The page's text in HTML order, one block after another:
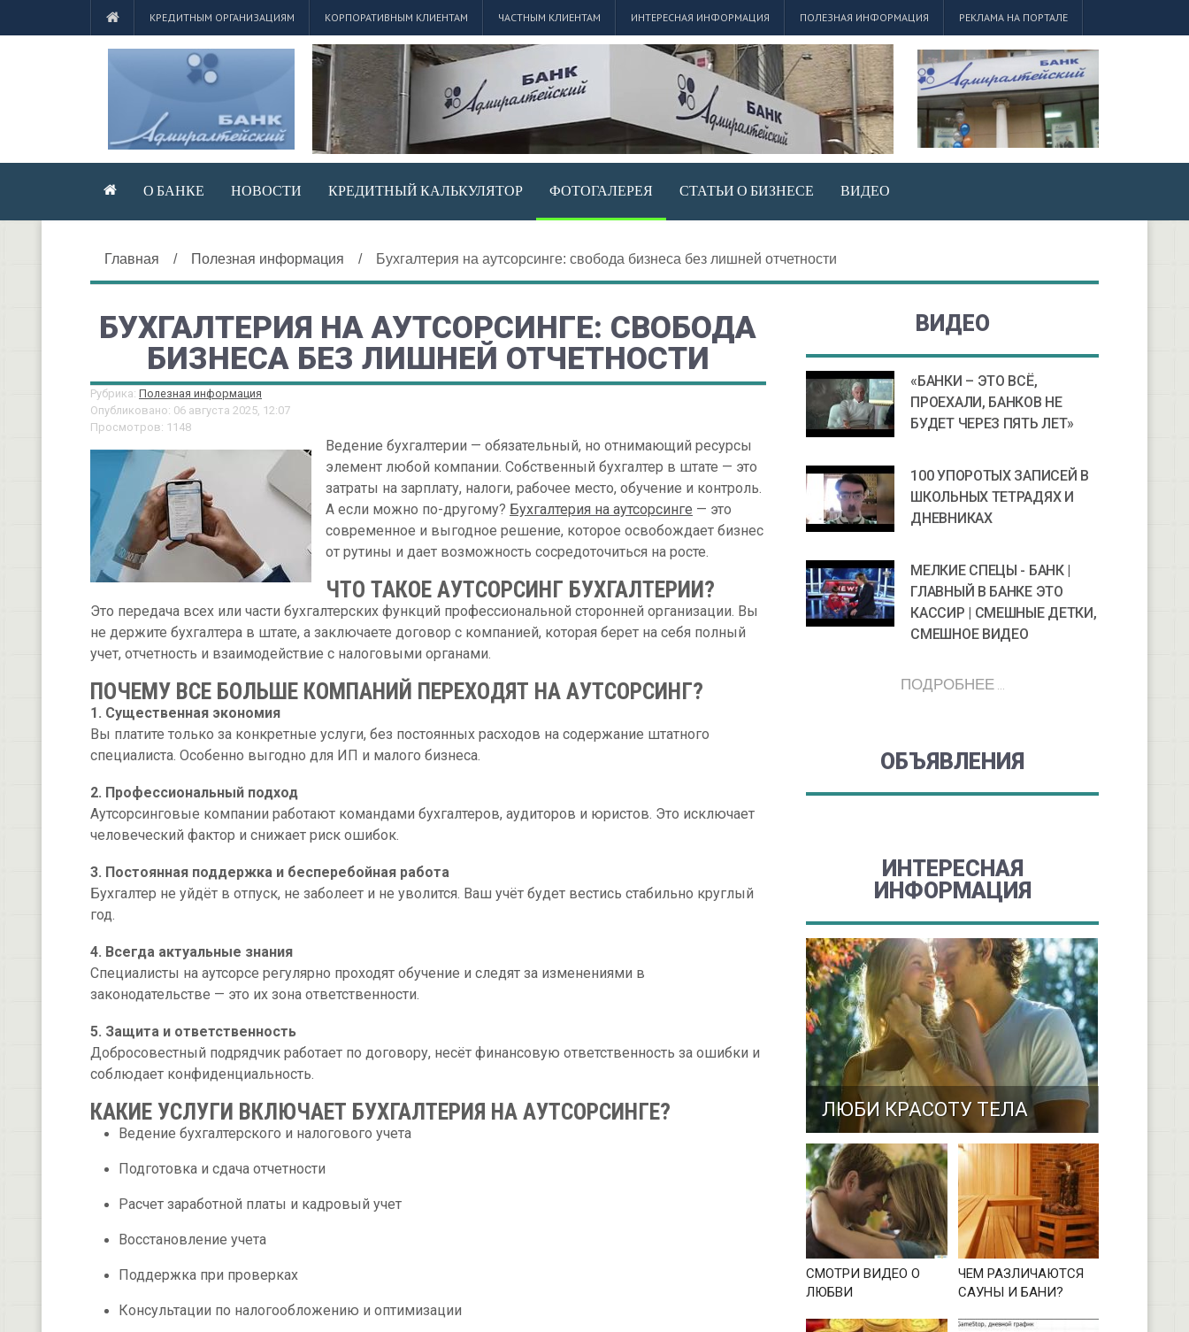
КРЕДИТНЫМ ОРГАНИЗАЦИЯМ КОРПОРАТИВНЫМ КЛИЕНТАМ ЧАСТНЫМ КЛИЕНТАМ ИНТЕРЕСНАЯ ИНФОРМАЦИЯ ПОЛЕЗНАЯ ИНФОРМАЦИЯ РЕКЛАМА НА ПОРТАЛЕ
О БАНКЕ НОВОСТИ КРЕДИТНЫЙ КАЛЬКУЛЯТОР ФОТОГАЛЕРЕЯ СТАТЬИ О БИЗНЕСЕ ВИДЕО
Главная / Полезная информация / Бухгалтерия на аутсорсинге: свобода бизнеса без лишней отчетности
БУХГАЛТЕРИЯ НА АУТСОРСИНГЕ: СВОБОДА
БИЗНЕСА БЕЗ ЛИШНЕЙ ОТЧЕТНОСТИ
Рубрика: Полезная информация
Опубликовано: 06 августа 2025, 12:07
Просмотров: 1148
Ведение бухгалтерии — обязательный, но отнимающий ресурсы
элемент любой компании. Собственный бухгалтер в штате — это
затраты на зарплату, налоги, рабочее место, обучение и контроль.
А если можно по-другому? Бухгалтерия на аутсорсинге — это
современное и выгодное решение, которое освобождает бизнес
от рутины и дает возможность сосредоточиться на росте.
ЧТО ТАКОЕ АУТСОРСИНГ БУХГАЛТЕРИИ?
Это передача всех или части бухгалтерских функций профессиональной сторонней организации. Вы
не держите бухгалтера в штате, а заключаете договор с компанией, которая берет на себя полный
учет, отчетность и взаимодействие с налоговыми органами.
ПОЧЕМУ ВСЕ БОЛЬШЕ КОМПАНИЙ ПЕРЕХОДЯТ НА АУТСОРСИНГ?
1. Существенная экономия
Вы платите только за конкретные услуги, без постоянных расходов на содержание штатного
специалиста. Особенно выгодно для ИП и малого бизнеса.
2. Профессиональный подход
Аутсорсинговые компании работают командами бухгалтеров, аудиторов и юристов. Это исключает
человеческий фактор и снижает риск ошибок.
3. Постоянная поддержка и бесперебойная работа
Бухгалтер не уйдёт в отпуск, не заболеет и не уволится. Ваш учёт будет вестись стабильно круглый
год.
4. Всегда актуальные знания
Специалисты на аутсорсе регулярно проходят обучение и следят за изменениями в
законодательстве — это их зона ответственности.
5. Защита и ответственность
Добросовестный подрядчик работает по договору, несёт финансовую ответственность за ошибки и
соблюдает конфиденциальность.
КАКИЕ УСЛУГИ ВКЛЮЧАЕТ БУХГАЛТЕРИЯ НА АУТСОРСИНГЕ?
Ведение бухгалтерского и налогового учета
Подготовка и сдача отчетности
Расчет заработной платы и кадровый учет
Восстановление учета
Поддержка при проверках
Консультации по налогообложению и оптимизации
ВИДЕО
«БАНКИ – ЭТО ВСЁ,
ПРОЕХАЛИ, БАНКОВ НЕ
БУДЕТ ЧЕРЕЗ ПЯТЬ ЛЕТ»
100 УПОРОТЫХ ЗАПИСЕЙ В
ШКОЛЬНЫХ ТЕТРАДЯХ И
ДНЕВНИКАХ
МЕЛКИЕ СПЕЦЫ - БАНК |
ГЛАВНЫЙ В БАНКЕ ЭТО
КАССИР | СМЕШНЫЕ ДЕТКИ,
СМЕШНОЕ ВИДЕО
ПОДРОБНЕЕ ...
ОБЪЯВЛЕНИЯ
ИНТЕРЕСНАЯ
ИНФОРМАЦИЯ
ЛЮБИ КРАСОТУ ТЕЛА
СМОТРИ ВИДЕО О
ЛЮБВИ
ЧЕМ РАЗЛИЧАЮТСЯ
САУНЫ И БАНИ?